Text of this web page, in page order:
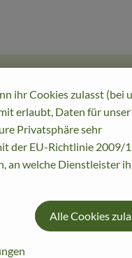
ihr Cookies zulasst (bei
erlaubt, Daten für unser
Privatsphäre sehr
der EU-Richtlinie 2009/
an welche Dienstleister
Alle Cookies